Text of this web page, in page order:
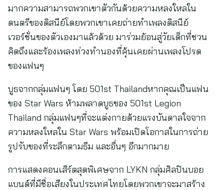
มากความสามารถพวกเขาตัวกันด้วยความหลงใหลใน
ดนตรีของดิสนีย์โดยพวกเขาเคยถ่ายทำเพลงดิสนีย์
เวอร์ชั่นของตัวเองมาแล้วด้วย มาร่วมย้อนสู่วัยเด็กที่ชวน
คิดถึงและร้องเพลงท่วงทำนองที่คุ้นเคยผ่านเพลงโปรด
ของแฟนๆ
บูธจากกลุ่มแฟนๆ โดย 501st Thailandหากคุณเป็นแฟน
ของ Star Wars ห้ามพลาดบูธของ 501st Legion
Thailand กลุ่มแฟนๆที่จะแต่งกายด้วยแรงบันดาลใจจาก
ความหลงใหลใน Star Wars พร้อมเปิดโอกาสในการถ่าย
รูปรับของที่ระลึกตามธีม และอื่นๆ อีกมากมาย
การแสดงคอนเสิร์ตสุดพิเศษจาก LYKN กลุ่มศิลปินบอย
แบนด์ที่มีชื่อเสียงในประเทศไทยโดยพวกเขาจะมาสร้าง